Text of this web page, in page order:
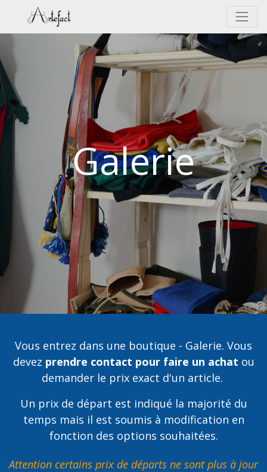
Galerie
Vous entrez dans une boutique - Galerie. Vous
devez prendre contact pour faire un achat ou
demander le prix exact d'un article.
Un prix de départ est indiqué la majorité du
temps mais il est soumis à modification en
fonction des options souhaitées.
Attention certains prix de départs ne sont plus à jour